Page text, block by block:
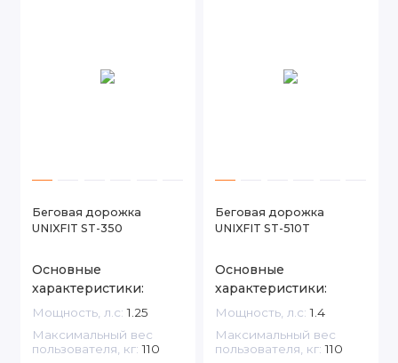
Беговая дорожка
UNIXFIT ST-350
Основные
характеристики:
Мощность, л.с: 1.25
Максимальный вес
пользователя, кг: 110
Беговая дорожка
UNIXFIT ST-510T
Основные
характеристики:
Мощность, л.с: 1.4
Максимальный вес
пользователя, кг: 110